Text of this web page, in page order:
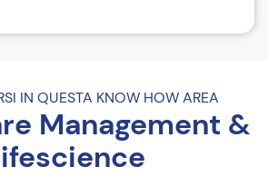
e ammissione
IN QUESTA KNOW HOW AREA
Management &